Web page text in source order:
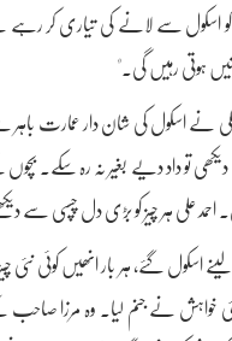
اسکول سے لانے کی تیاری کر رہے
ہوتی رہیں گی۔"
اسکول کی شان دار عمارت باہر سے
تو داد دیے بغیر نہ رہ سکے۔
علی ہر چیز کو بڑی دل چسپی سے
اسکول گئے، ہر بار انھیں کوئی نئی
خواہش نے جنم لیا۔ وہ مرزا